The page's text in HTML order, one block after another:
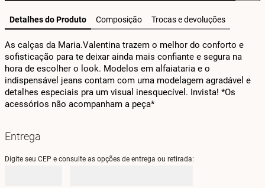
Detalhes do Produto Composição Trocas e devoluções
As calças da Maria.Valentina trazem o melhor do conforto e
sofisticação para te deixar ainda mais confiante e segura na
hora de escolher o look. Modelos em alfaiataria e o
indispensável jeans contam com uma modelagem agradável e
detalhes especiais pra um visual inesquecível. Invista! *Os
acessórios não acompanham a peça*
Entrega
Digite seu CEP e consulte as opções de entrega ou retirada: